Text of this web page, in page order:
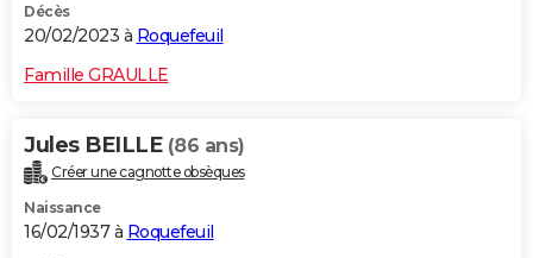
Décès
20/02/2023 à Roquefeuil
Famille GRAULLE
Jules BEILLE (86 ans)
Créer une cagnotte obsèques
Naissance
16/02/1937 à Roquefeuil